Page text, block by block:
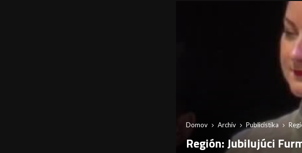
Domov Archív Publicistika
Región: Jubilujúci